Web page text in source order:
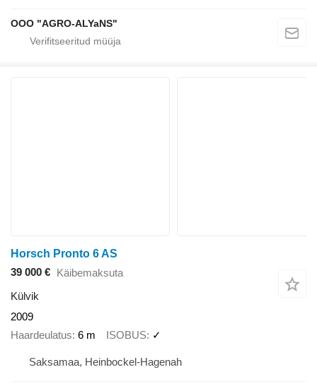
OOO "AGRO-ALYaNS"
Horsch Pronto 6 AS
39 000 €
Käibemaksuta
Külvik
2009
Haardeulatus 6 m ISOBUS ✓
Saksamaa, Heinbockel-Hagenah